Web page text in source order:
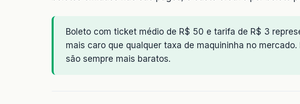
Boleto com ticket médio de R$ 50 e tarifa de R$ 3
mais caro que qualquer taxa de maquininha no
são sempre mais baratos.